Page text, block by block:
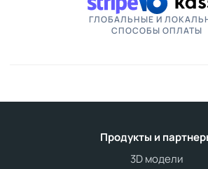
ГЛОБАЛЬНЫЕ И
СПОСОБЫ ОПЛАТЫ
Продукты и
3D модели